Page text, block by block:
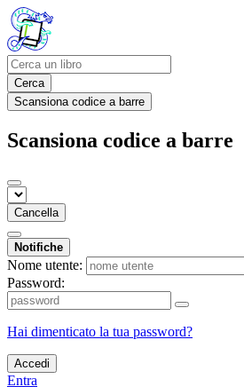
Cerca
Scansiona codice a barre
Scansiona codice a barre
Cancella
Notifiche
Nome utente:
Password:
Hai dimenticato la tua password?
Accedi
Entra